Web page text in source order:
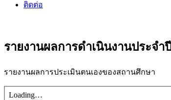
ติดต่อ
รายงานผลการดำเนินงานประจำปี
รายงานผลการประเมินตนเองของสถานศึกษา